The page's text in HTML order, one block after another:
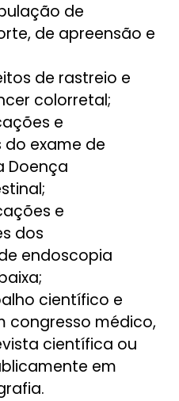
de
de apreensão e
de rastreio e
colorretal;
e
exame de
Doença
e
dos
endoscopia
científico e
congresso médico,
científica ou
em